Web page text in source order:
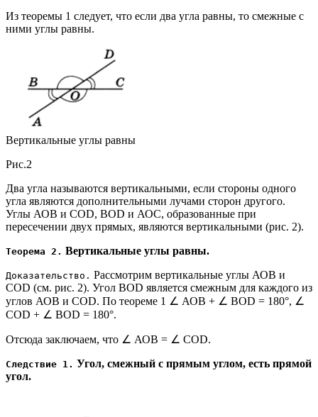
Из теоремы 1 следует, что если два угла равны, то смежные с
ними углы равны.
Вертикальные углы равны
Рис.2
Два угла называются вертикальными, если стороны одного
угла являются дополнительными лучами сторон другого.
Углы АОВ и COD, BOD и АОС, образованные при
пересечении двух прямых, являются вертикальными (рис. 2).
Теорема 2. Вертикальные углы равны.
Доказательство. Рассмотрим вертикальные углы АОВ и
COD (см. рис. 2). Угол BOD является смежным для каждого из
углов АОВ и COD. По теореме 1 ∠ АОВ + ∠ BOD = 180°, ∠
COD + ∠ BOD = 180°.
Отсюда заключаем, что ∠ АОВ = ∠ COD.
Следствие 1. Угол, смежный с прямым углом, есть прямой
угол.